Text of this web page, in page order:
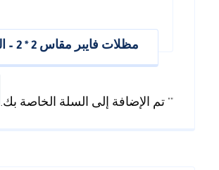
مظلات فايبر مقاس 2 * 2 – السعر للمتر
"" تم الإضافة إلى السلة الخاصة بك.